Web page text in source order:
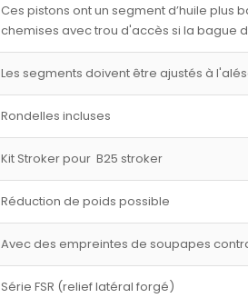
Ces pistons ont un segment d’huile plus
chemises avec trou d'accès si la bague
Les segments doivent être ajustés à
Rondelles incluses
Kit Stroker pour B25 stroker
Réduction de poids possible
Avec des empreintes de soupapes
Série FSR (relief latéral forgé)